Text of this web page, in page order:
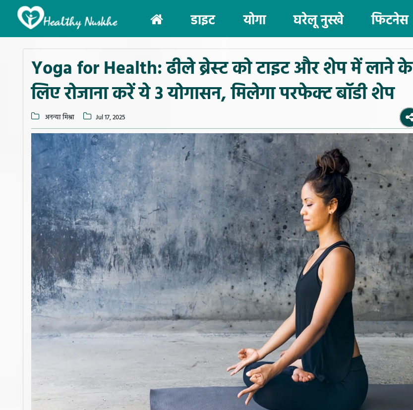
(current)
डाइट योगा घरेलू नुस्खे फिटनेस
Yoga for Health: ढीले ब्रेस्‍ट को टाइट और शेप में लाने के
लिए रोजाना करें ये 3 योगासन, मिलेगा परफेक्ट बॉडी शेप
अनन्या मिश्रा Jul 17, 2025